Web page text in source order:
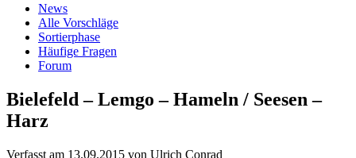
Zum
Inhalt
springen
News
Alle Vorschläge
Sortierphase
Häufige Fragen
Forum
Bielefeld – Lemgo – Hameln / Seesen –
Harz
Verfasst am 13.09.2015 von Ulrich Conrad